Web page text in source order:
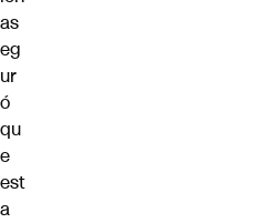
as
eg
ur
ó
qu
e
est
a